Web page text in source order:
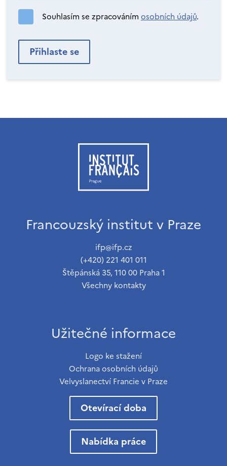
Souhlasím se zpracováním osobních údajů.
Francouzský institut v Praze
ifp@ifp.cz
(+420) 221 401 011
Štěpánská 35, 110 00 Praha 1
Všechny kontakty
Užitečné informace
Logo ke stažení
Ochrana osobních údajů
Velvyslanectví Francie v Praze
Otevírací doba
Nabídka práce